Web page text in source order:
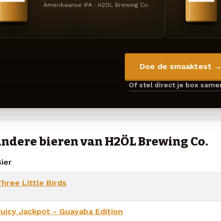
Amerikaanse IPA · H2ÖL Brewing Co.
Doe de smaaktest →
Of stel direct je box
bieren van H2ÖL Brewing Co.
Little Birds
Jackpot - Guayaba Edition